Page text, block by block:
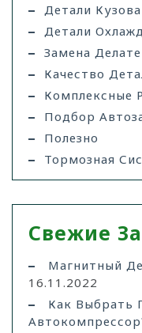
Детали Кузова
Детали
Замена
Качество
Комплексные
Подбор
Полезно
Тормозная
Свежие
Магнитный
16.11.2022
Как Выбрать